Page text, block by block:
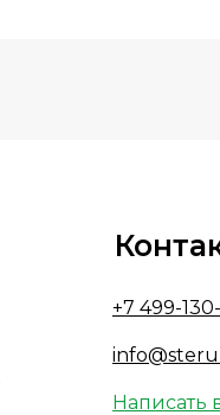
+7 499-
Написать